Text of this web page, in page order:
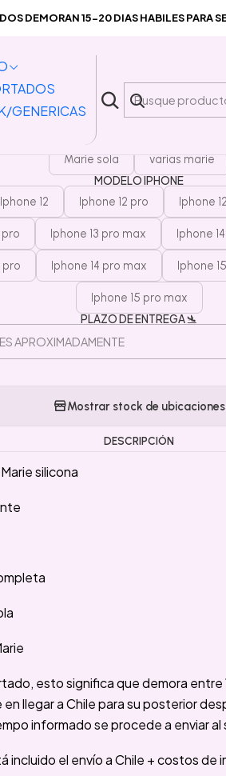
GENERICAS
DEMORAN 15-20 DIAS HABILES PARA
Iphone Preventa carcasa Marie silicona
carcasa
Marie sola varias marie
MODELO IPHONE
Iphone 12 Iphone 12 pro Iphone
pro Iphone 13 pro max Iphone 14
pro Iphone 14 pro max Iphone 15
Iphone 15 pro max
PLAZO DE ENTREGA 🛬
Mostrar stock de ubicaciones
DESCRIPCIÓN
silicona
esto significa que demora entre
llegar a Chile para su posterior
informado se procede a enviar al
incluido el envío a Chile + costos de